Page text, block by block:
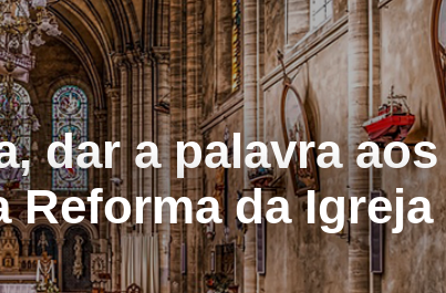
dar a palavra aos
Reforma da Igreja